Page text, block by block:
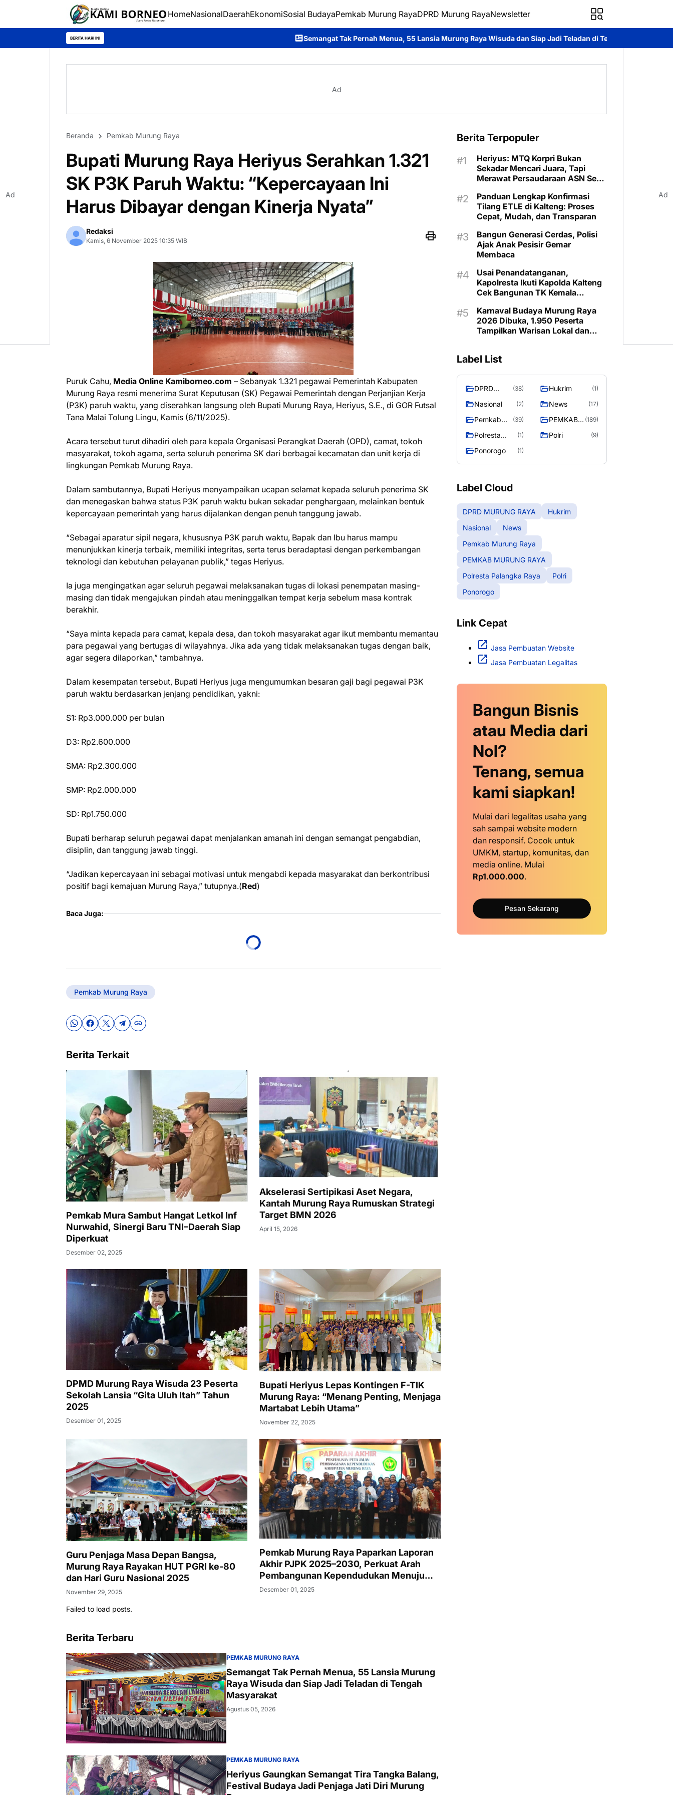
HomeNasionalDaerahEkonomiSosial BudayaPemkab Murung RayaDPRD Murung RayaNewsletter
BERITA HARI INI Semangat Tak Pernah Menua, 55 Lansia Murung Raya Wisuda dan Siap Jadi Teladan di Tengah Masyarakat Heriyus Gaungkan Semangat
Ad
Beranda Pemkab Murung Raya
Bupati Murung Raya Heriyus Serahkan 1.321
SK P3K Paruh Waktu: “Kepercayaan Ini
Harus Dibayar dengan Kinerja Nyata”
Redaksi
Kamis, 6 November 2025 10:35 WIB
Puruk Cahu, Media Online Kamiborneo.com – Sebanyak 1.321 pegawai Pemerintah Kabupaten
Murung Raya resmi menerima Surat Keputusan (SK) Pegawai Pemerintah dengan Perjanjian Kerja
(P3K) paruh waktu, yang diserahkan langsung oleh Bupati Murung Raya, Heriyus, S.E., di GOR Futsal
Tana Malai Tolung Lingu, Kamis (6/11/2025).
Acara tersebut turut dihadiri oleh para kepala Organisasi Perangkat Daerah (OPD), camat, tokoh
masyarakat, tokoh agama, serta seluruh penerima SK dari berbagai kecamatan dan unit kerja di
lingkungan Pemkab Murung Raya.
Dalam sambutannya, Bupati Heriyus menyampaikan ucapan selamat kepada seluruh penerima SK
dan menegaskan bahwa status P3K paruh waktu bukan sekadar penghargaan, melainkan bentuk
kepercayaan pemerintah yang harus dijalankan dengan penuh tanggung jawab.
“Sebagai aparatur sipil negara, khususnya P3K paruh waktu, Bapak dan Ibu harus mampu
menunjukkan kinerja terbaik, memiliki integritas, serta terus beradaptasi dengan perkembangan
teknologi dan kebutuhan pelayanan publik,” tegas Heriyus.
Ia juga mengingatkan agar seluruh pegawai melaksanakan tugas di lokasi penempatan masing-
masing dan tidak mengajukan pindah atau meninggalkan tempat kerja sebelum masa kontrak
berakhir.
“Saya minta kepada para camat, kepala desa, dan tokoh masyarakat agar ikut membantu memantau
para pegawai yang bertugas di wilayahnya. Jika ada yang tidak melaksanakan tugas dengan baik,
agar segera dilaporkan,” tambahnya.
Dalam kesempatan tersebut, Bupati Heriyus juga mengumumkan besaran gaji bagi pegawai P3K
paruh waktu berdasarkan jenjang pendidikan, yakni:
S1: Rp3.000.000 per bulan
D3: Rp2.600.000
SMA: Rp2.300.000
SMP: Rp2.000.000
SD: Rp1.750.000
Bupati berharap seluruh pegawai dapat menjalankan amanah ini dengan semangat pengabdian,
disiplin, dan tanggung jawab tinggi.
“Jadikan kepercayaan ini sebagai motivasi untuk mengabdi kepada masyarakat dan berkontribusi
positif bagi kemajuan Murung Raya,” tutupnya.(Red)
Baca Juga:
Pemkab Murung Raya
Berita Terkait
Pemkab Mura Sambut Hangat Letkol Inf
Nurwahid, Sinergi Baru TNI–Daerah Siap
Diperkuat
Desember 02, 2025
Akselerasi Sertipikasi Aset Negara,
Kantah Murung Raya Rumuskan Strategi
Target BMN 2026
April 15, 2026
DPMD Murung Raya Wisuda 23 Peserta
Sekolah Lansia “Gita Uluh Itah” Tahun
2025
Desember 01, 2025
Bupati Heriyus Lepas Kontingen F-TIK
Murung Raya: “Menang Penting, Menjaga
Martabat Lebih Utama”
November 22, 2025
Guru Penjaga Masa Depan Bangsa,
Murung Raya Rayakan HUT PGRI ke-80
dan Hari Guru Nasional 2025
November 29, 2025
Pemkab Murung Raya Paparkan Laporan
Akhir PJPK 2025–2030, Perkuat Arah
Pembangunan Kependudukan Menuju
Murung Raya Emas
Desember 01, 2025
Failed to load posts.
Berita Terbaru
PEMKAB MURUNG RAYA
Semangat Tak Pernah Menua, 55 Lansia Murung
Raya Wisuda dan Siap Jadi Teladan di Tengah
Masyarakat
Agustus 05, 2026
PEMKAB MURUNG RAYA
Heriyus Gaungkan Semangat Tira Tangka Balang,
Festival Budaya Jadi Penjaga Jati Diri Murung
Berita Terpopuler
Heriyus: MTQ Korpri Bukan
Sekadar Mencari Juara, Tapi
Merawat Persaudaraan ASN Se-
Panduan Lengkap Konfirmasi
Tilang ETLE di Kalteng: Proses
Cepat, Mudah, dan Transparan
Bangun Generasi Cerdas, Polisi
Ajak Anak Pesisir Gemar
Membaca
Usai Penandatanganan,
Kapolresta Ikuti Kapolda Kalteng
Cek Bangunan TK Kemala
dan Barak Remaja
Karnaval Budaya Murung Raya
2026 Dibuka, 1.950 Peserta
Tampilkan Warisan Lokal dan
Label List
DPRD
RAYA
(38) Hukrim (1)
Nasional (2) News (17)
Pemkab
Raya
(39)
PEMKAB
RAYA
(189)
Polresta
Raya
(1) Polri (9)
Ponorogo (1)
Label Cloud
DPRD MURUNG RAYA
Hukrim
Nasional
News
Pemkab Murung Raya
PEMKAB MURUNG RAYA
Polresta Palangka Raya
Polri
Ponorogo
Link Cepat
Jasa Pembuatan Website
Jasa Pembuatan Legalitas
Bangun Bisnis
atau Media dari
Nol?
Tenang, semua
kami siapkan!
Mulai dari legalitas usaha yang
sah sampai website modern
dan responsif. Cocok untuk
UMKM, startup, komunitas, dan
media online. Mulai
Rp1.000.000.
Pesan Sekarang
Ad Ad